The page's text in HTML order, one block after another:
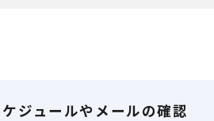
ジュールやメールの確認